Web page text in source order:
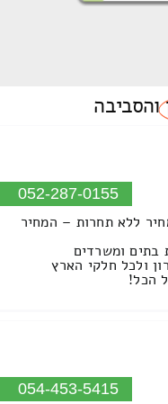
והסביבה
052-287-0155
ללא תחרות – המחיר
בתים ומשרדים
ולכל חלקי הארץ
הכל!
054-453-5415